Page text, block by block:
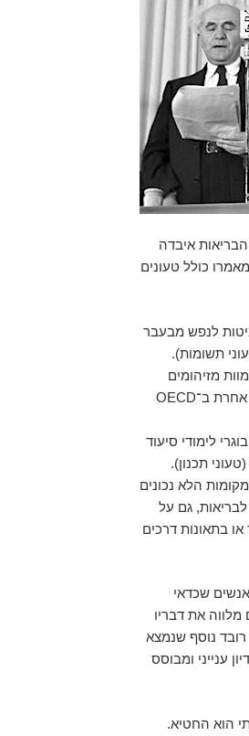
איבדה
כולל טעונים
לנפש מבעבר
מזיהומים
(לנפש) מכל מדינה אחרת ב־OECD
לימודי סיעוד
הלא נכונים
גם על
בתאונות דרכים
שכדאי
את דבריו
נוסף שנמצא
ענייני ומבוסס
הוא החטיא.